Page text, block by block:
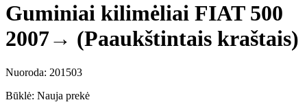
Guminiai kilimėliai FIAT 500
2007→ (Paaukštintais kraštais)
Nuoroda: 201503
Būklė: Nauja prekė